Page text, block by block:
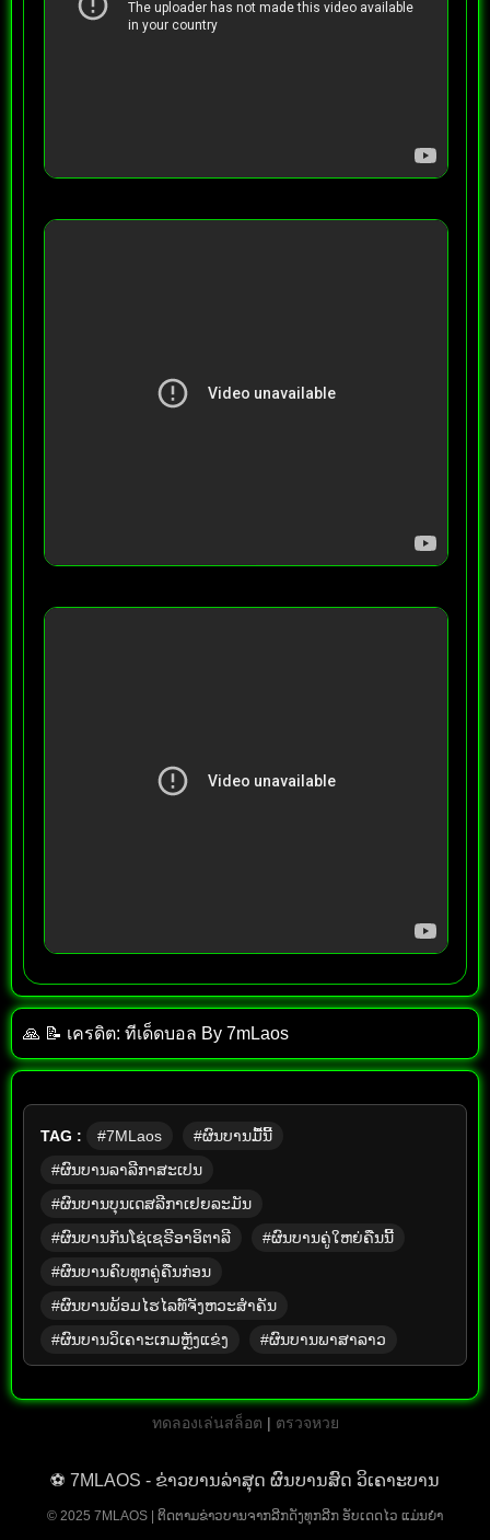
🙏 📝 เครดิต: ทีเด็ด​บอล​ By​ 7mLaos
TAG : #7MLaos
#ຜົນບານມື້ນີ້
#ຜົນບານລາລີກາສະເປນ
#ຜົນບານບຸນເດສລີກາເຢຍລະມັນ
#ຜົນບານກັນໂຊ່ເຊຣີອາອິຕາລີ
#ຜົນບານຄູ່ໃຫຍ່ຄືນນີ້
#ຜົນບານຄົບທຸກຄູ່ຄືນກ່ອນ
#ຜົນບານພ້ອມໄຮໄລທ໌ຈັງຫວະສຳຄັນ
#ຜົນບານວິເຄາະເກມຫຼັງແຂ່ງ
#ຜົນບານພາສາລາວ
ทดลองเล่นสล็อต | ตรวจหวย
⚽ 7MLAOS - ຂ່າວບານລ່າສຸດ ຜົນບານສົດ ວິເຄາະບານ
© 2025 7MLAOS | ຕິດຕາມຂ່າວບານຈາກລີກດັງທຸກລີກ ອັບເດດໄວ ແມ່ນຍຳ